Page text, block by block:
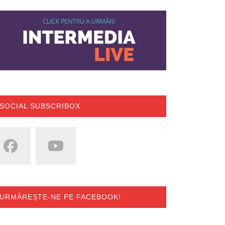
SOCIAL SUBSCRIBOX
URMĂREȘTE-NE PE FACEBOOK!